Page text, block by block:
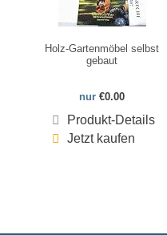
Holz-Gartenmöbel selbst
gebaut
nur €0.00
Produkt-Details
Jetzt kaufen